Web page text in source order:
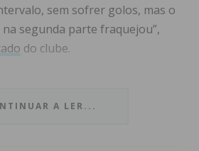
sem sofrer golos, mas o
na segunda parte fraquejou”,
do clube.
com um golo aos 23 minutos.
A LER...